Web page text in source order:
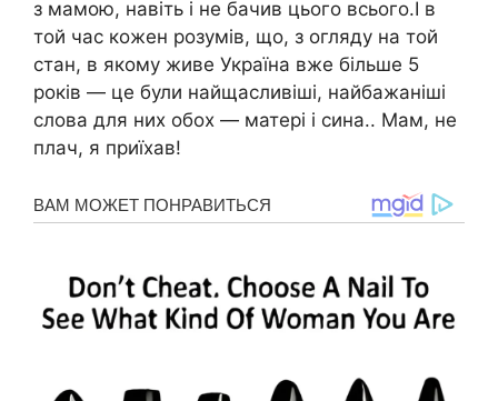
з мамою, навіть і не бачив цього всього.І в
той час кожен розумів, що, з огляду на той
стан, в якому живе Україна вже більше 5
років — це були найщасливіші, найбажаніші
слова для них обох — матері і сина.. Мам, не
плaч, я приїхав!